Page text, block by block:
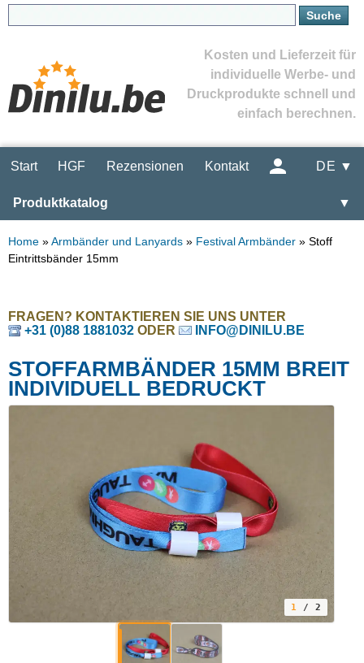
Kosten und Lieferzeit für
individuelle Werbe- und
Druckprodukte schnell und
einfach berechnen.
Start HGF Rezensionen Kontakt DE ▼
Produktkatalog ▼
Home »Armbänder und Lanyards » Festival Armbänder » Stoff
Eintrittsbänder 15mm
FRAGEN? KONTAKTIEREN SIE UNS UNTER
+31 (0)88 1881032 ODER INFO@DINILU.BE
STOFFARMBÄNDER 15MM BREIT
INDIVIDUELL BEDRUCKT
1 / 2